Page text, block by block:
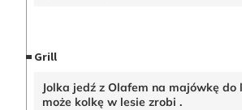
Grill
Jolka jedź z Olafem na majówkę do
może kolkę w lesie zrobi .